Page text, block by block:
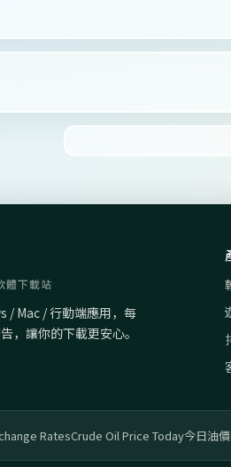
下載站
/ Mac / 行動端應用，每
，讓你的下載更安心。
RatesCrude Oil Price Today今日油價